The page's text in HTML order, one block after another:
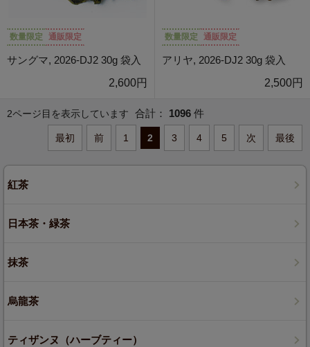
数量限定 通販限定
サングマ, 2026-DJ2 30g 袋入
2,600円
数量限定 通販限定
アリヤ, 2026-DJ2 30g 袋入
2,500円
2ページ目を表示しています 合計： 1096 件
最初 前 1 2 3 4 5 次 最後
紅茶
日本茶・緑茶
抹茶
烏龍茶
ティザンヌ（ハーブティー）